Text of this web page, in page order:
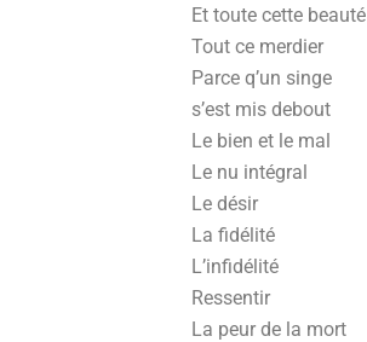
Et toute cette beauté
Tout ce merdier
Parce q’un singe
s’est mis debout
Le bien et le mal
Le nu intégral
Le désir
La fidélité
L’infidélité
Ressentir
La peur de la mort